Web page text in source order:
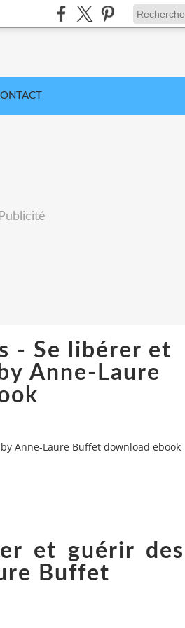
Publicité
- Se libérer et
Anne-Laure
Anne-Laure Buffet download ebook
et guérir des
Buffet